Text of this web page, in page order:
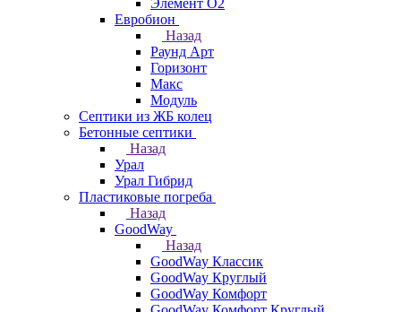
Элемент О2
Евробион
Назад
Раунд Арт
Горизонт
Макс
Модуль
Септики из ЖБ колец
Бетонные септики
Назад
Урал
Урал Гибрид
Пластиковые погреба
Назад
GoodWay
Назад
GoodWay Классик
GoodWay Круглый
GoodWay Комфорт